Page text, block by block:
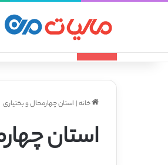
خانه| استان چهارمحال و بختیاری
استان